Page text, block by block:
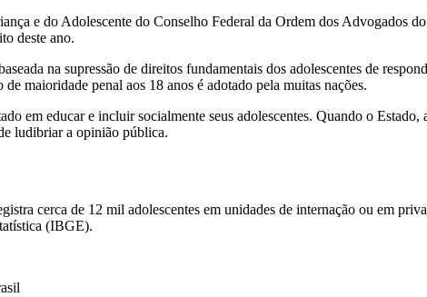
e do Adolescente do Conselho Federal da Ordem dos Advogados
deste ano.
na supressão de direitos fundamentais dos adolescentes de
maioridade penal aos 18 anos é adotado pela muitas nações.
em educar e incluir socialmente seus adolescentes. Quando o
ludibriar a opinião pública.
cerca de 12 mil adolescentes em unidades de internação ou em
(IBGE).